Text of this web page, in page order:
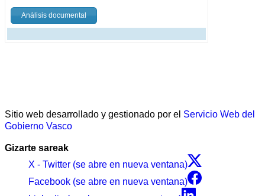
Análisis documental
Sitio web desarrollado y gestionado por el Servicio Web del
Gobierno Vasco
Gizarte sareak
X - Twitter (se abre en nueva ventana)
Facebook (se abre en nueva ventana)